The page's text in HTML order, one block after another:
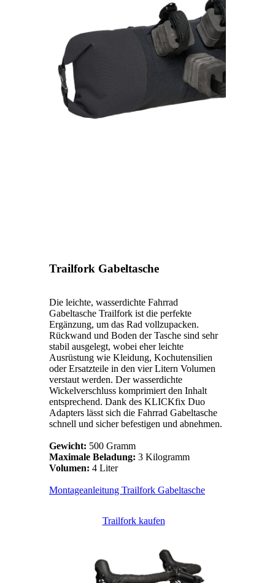
Trailfork Gabeltasche
Die leichte, wasserdichte Fahrrad
Gabeltasche Trailfork ist die perfekte
Ergänzung, um das Rad vollzupacken.
Rückwand und Boden der Tasche sind sehr
stabil ausgelegt, wobei eher leichte
Ausrüstung wie Kleidung, Kochutensilien
oder Ersatzteile in den vier Litern Volumen
verstaut werden. Der wasserdichte
Wickelverschluss komprimiert den Inhalt
entsprechend. Dank des KLICKfix Duo
Adapters lässt sich die Fahrrad Gabeltasche
schnell und sicher befestigen und abnehmen.
Gewicht: 500 Gramm
Maximale Beladung: 3 Kilogramm
Volumen: 4 Liter
Montageanleitung Trailfork Gabeltasche
Trailfork kaufen